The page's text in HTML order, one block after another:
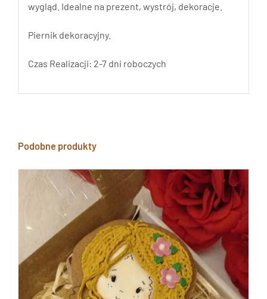
wygląd. Idealne na prezent, wystrój, dekoracje.
Piernik dekoracyjny.
Czas Realizacji: 2-7 dni roboczych
Podobne produkty